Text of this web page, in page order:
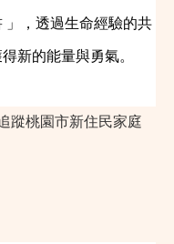
」，透過生命經驗的共
新的能量與勇氣。
蹤桃園市新住民家庭